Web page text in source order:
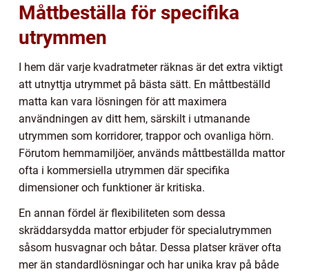
Måttbeställa för specifika
utrymmen
I hem där varje kvadratmeter räknas är det extra viktigt
att utnyttja utrymmet på bästa sätt. En måttbeställd
matta kan vara lösningen för att maximera
användningen av ditt hem, särskilt i utmanande
utrymmen som korridorer, trappor och ovanliga hörn.
Förutom hemmamiljöer, används måttbeställda mattor
ofta i kommersiella utrymmen där specifika
dimensioner och funktioner är kritiska.
En annan fördel är flexibiliteten som dessa
skräddarsydda mattor erbjuder för specialutrymmen
såsom husvagnar och båtar. Dessa platser kräver ofta
mer än standardlösningar och har unika krav på både